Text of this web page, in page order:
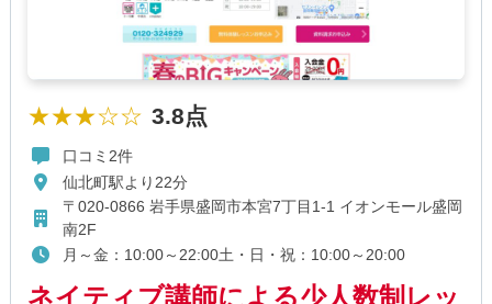
★★★☆☆ 3.8点
口コミ2件
仙北町駅より22分
〒020-0866 岩手県盛岡市本宮7丁目1-1 イオンモール盛岡
南2F
月～金：10:00～22:00土・日・祝：10:00～20:00
ネイティブ講師による少人数制レッ